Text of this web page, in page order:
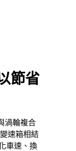
節省
渦輪複合
速箱相結
車速、換